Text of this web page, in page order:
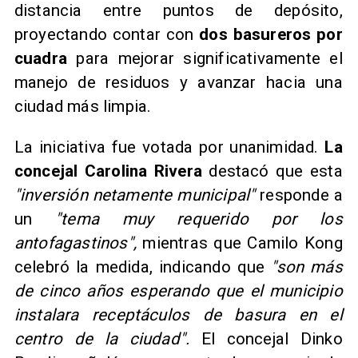
distancia entre puntos de depósito,
proyectando contar con dos basureros por
cuadra para mejorar significativamente el
manejo de residuos y avanzar hacia una
ciudad más limpia.
La iniciativa fue votada por unanimidad. La
concejal Carolina Rivera destacó que esta
"inversión netamente municipal"responde a
un
"tema muy requerido por los
antofagastinos",mientras que Camilo Kong
celebró la medida, indicando que "son más
de cinco años esperando que el municipio
instalara receptáculos de basura en el
centro de la ciudad". El concejal Dinko